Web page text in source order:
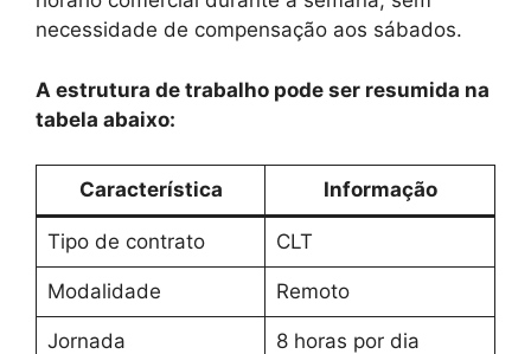
necessidade de compensação aos sábados.
A estrutura de trabalho pode ser resumida na
tabela abaixo:
Característica Informação
Tipo de contrato CLT
Modalidade Remoto
Jornada 8 horas por dia